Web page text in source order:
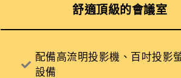
舒適頂級的會議室
配備高流明投影機、百吋投影
設備